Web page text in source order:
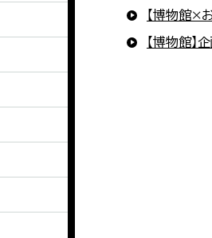
【博物館×
【博物館】